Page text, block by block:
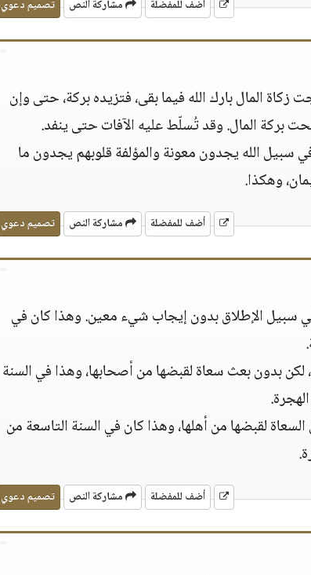
أضف للمفضلة مشاركة النص تصميم دعوي
زكاة المال بارك الله فيما بقى، فتزيده بركة، حتى وإن
بركة المال. وقد تُسلّط عليه الآفات حتى ينفد.
سبيل الله يجدون معونة والمؤلفة قلوبهم يجدون ما
وهكذا.
أضف للمفضلة مشاركة النص تصميم دعوي
سبيل الإطلاق بدون إيجاب شيء معين. وهذا كان في
لكن بدون بعث سعاة لقبضها من أصحابها، وهذا في السنة
لقبضها من أهلها، وهذا كان في السنة التاسعة من
أضف للمفضلة مشاركة النص تصميم دعوي